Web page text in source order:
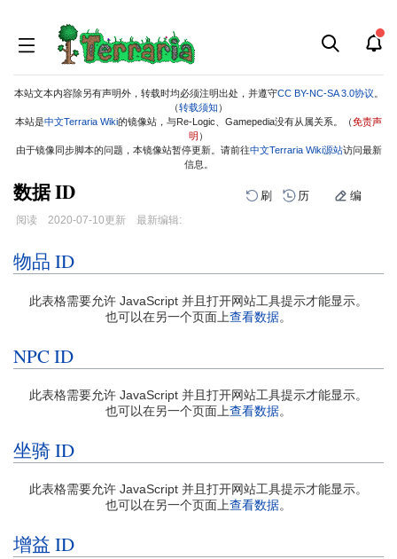
本站文本内容除另有声明外，转载时均必须注明出处，并遵守CC BY-NC-SA 3.0协议
（转载须知 ）
本站是中文Terraria Wiki的镜像站，与Re-Logic、Gamepedia没有从属关系。（免责声
明 ）
由于镜像同步脚本的问题，本镜像站暂停更新。请前往中文Terraria Wiki源站访问最新
信息。
数据 ID 刷 历 编
阅读 2020-07-10更新 最新编辑:
跳
到
跳
到
物品 ID
此表格需要允许 JavaScript 并且打开网站工具提示才能显示。
也可以在另一个页面上查看数据。
NPC ID
此表格需要允许 JavaScript 并且打开网站工具提示才能显示。
也可以在另一个页面上查看数据。
坐骑 ID
此表格需要允许 JavaScript 并且打开网站工具提示才能显示。
也可以在另一个页面上查看数据。
增益 ID